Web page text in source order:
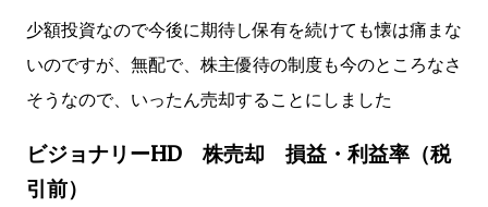
少額投資なので今後に期待し保有を続けても懐は痛まな
いのですが、無配で、株主優待の制度も今のところなさ
そうなので、いったん売却することにしました
ビジョナリーHD 株売却 損益・利益率（税
引前）